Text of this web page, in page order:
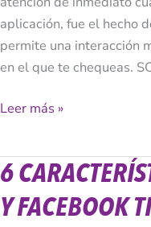
aplicación, fue el hecho
permite una interacción
en el que te chequeas.
Leer más »
6
Y FACEBOOK
6
que